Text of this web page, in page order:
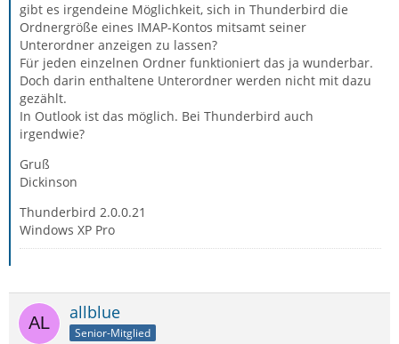
gibt es irgendeine Möglichkeit, sich in Thunderbird die
Ordnergröße eines IMAP-Kontos mitsamt seiner
Unterordner anzeigen zu lassen?
Für jeden einzelnen Ordner funktioniert das ja wunderbar.
Doch darin enthaltene Unterordner werden nicht mit dazu
gezählt.
In Outlook ist das möglich. Bei Thunderbird auch
irgendwie?
Gruß
Dickinson
Thunderbird 2.0.0.21
Windows XP Pro
allblue
Senior-Mitglied